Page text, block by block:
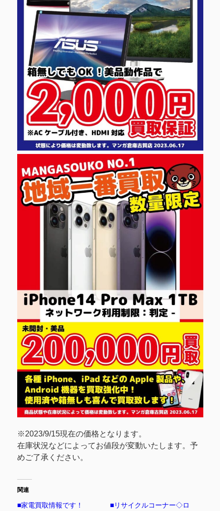
※2023/9/15現在の価格となります。
在庫状況などによってお値段が変動いたします。予
めご了承ください。
関連
■家電買取情報です！
■リサイクルコーナー◇ロ